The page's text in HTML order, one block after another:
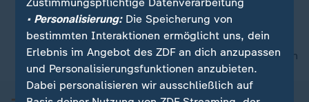
nach oben
• Personalisierung:Die Speicherung von
bestimmten Interaktionen ermöglicht uns, dein
Erlebnis im Angebot des ZDF an dich anzupassen
und Personalisierungsfunktionen anzubieten.
Dabei personalisieren wir ausschließlich auf